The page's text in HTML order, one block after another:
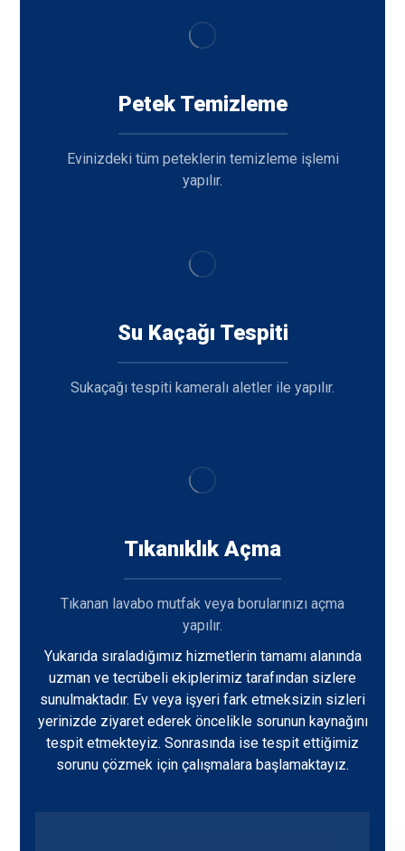
Petek Temizleme
Evinizdeki tüm peteklerin temizleme işlemi
yapılır.
Su Kaçağı Tespiti
Sukaçağı tespiti kameralı aletler ile yapılır.
Tıkanıklık Açma
Tıkanan lavabo mutfak veya borularınızı açma
yapılır.
Yukarıda sıraladığımız hizmetlerin tamamı alanında
uzman ve tecrübeli ekiplerimiz tarafından sizlere
sunulmaktadır. Ev veya işyeri fark etmeksizin sizleri
yerinizde ziyaret ederek öncelikle sorunun kaynağını
tespit etmekteyiz. Sonrasında ise tespit ettiğimiz
sorunu çözmek için çalışmalara başlamaktayız.